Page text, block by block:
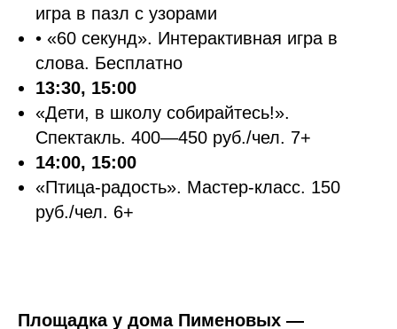
игра в пазл с узорами
• «60 секунд». Интерактивная игра в
слова. Бесплатно
13:30, 15:00
«Дети, в школу собирайтесь!».
Спектакль. 400—450 руб./чел. 7+
14:00, 15:00
«Птица-радость». Мастер-класс. 150
руб./чел. 6+
Площадка у дома Пименовых —